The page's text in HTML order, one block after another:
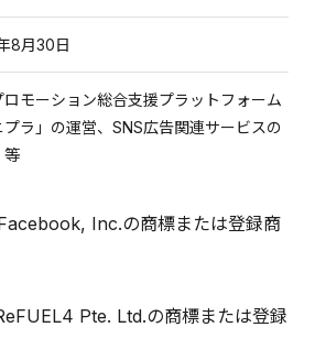
8月30日
ロモーション総合支援プラットフォーム
プラ」の運営、SNS広告関連サービスの
Inc.の商標または登録商
Pte. Ltd.の商標または登録